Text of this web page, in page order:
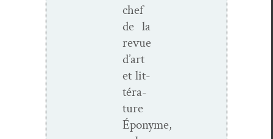
chef
de la
revue
d’art
et lit­
téra­
ture
Éponyme,